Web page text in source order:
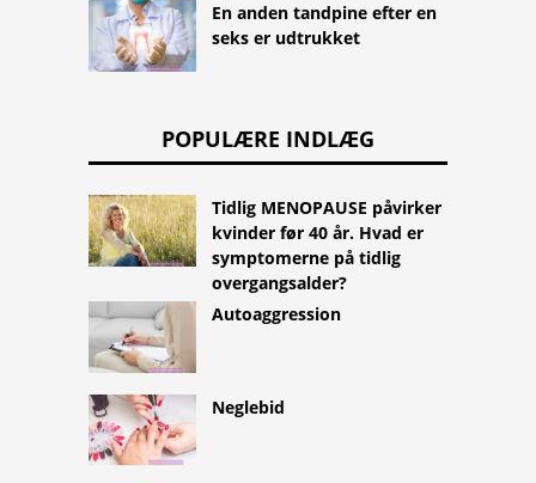
En anden tandpine efter en
seks er udtrukket
POPULÆRE INDLÆG
Tidlig MENOPAUSE påvirker
kvinder før 40 år. Hvad er
symptomerne på tidlig
overgangsalder?
Autoaggression
Neglebid